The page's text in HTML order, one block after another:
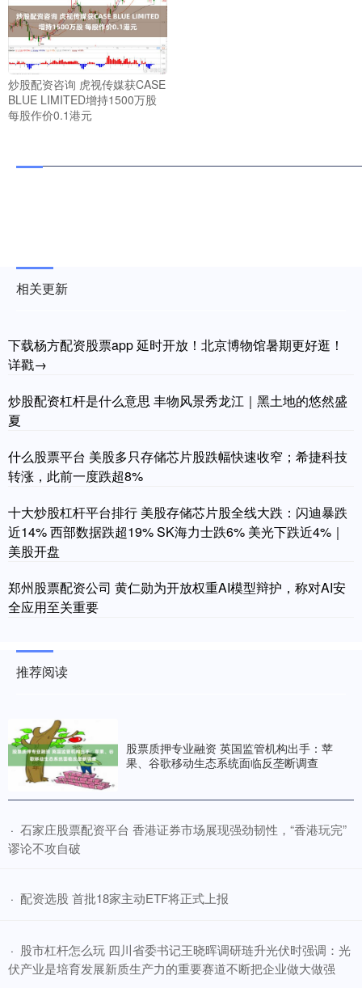
炒股配资咨询 虎视传媒获CASE
BLUE LIMITED增持1500万股
每股作价0.1港元
相关更新
下载杨方配资股票app 延时开放！北京博物馆暑期更好逛！
详戳→
炒股配资杠杆是什么意思 丰物风景秀龙江｜黑土地的悠然盛
夏
什么股票平台 美股多只存储芯片股跌幅快速收窄；希捷科技
转涨，此前一度跌超8%
十大炒股杠杆平台排行 美股存储芯片股全线大跌：闪迪暴跌
近14% 西部数据跌超19% SK海力士跌6% 美光下跌近4%｜
美股开盘
郑州股票配资公司 黄仁勋为开放权重AI模型辩护，称对AI安
全应用至关重要
推荐阅读
股票质押专业融资 英国监管机构出手：苹
果、谷歌移动生态系统面临反垄断调查
· ​石家庄股票配资平台 香港证券市场展现强劲韧性，“香港玩完”
谬论不攻自破
· ​配资选股 首批18家主动ETF将正式上报
· ​股市杠杆怎么玩 四川省委书记王晓晖调研琏升光伏时强调：光
伏产业是培育发展新质生产力的重要赛道不断把企业做大做强